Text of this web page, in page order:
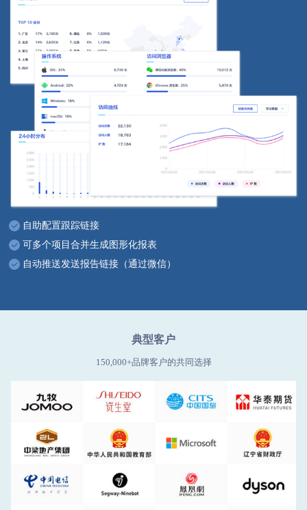
自助配置跟踪链接
可多个项目合并生成图形化报表
自动推送发送报告链接（通过微信）
典型客户
150,000+品牌客户的共同选择